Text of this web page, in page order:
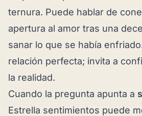
ternura. Puede hablar de
apertura al amor tras una
sanar lo que se había
relación perfecta; invita a
la realidad.
Cuando la pregunta apunta a
Estrella sentimientos puede